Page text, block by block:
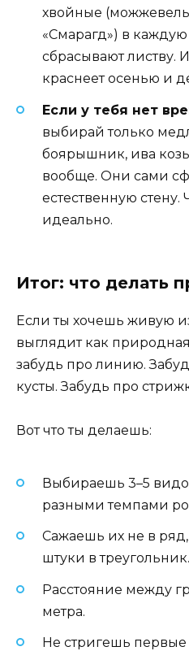
хвойные
«Смарагд») в
сбрасывают листву.
краснеет осенью и
Если у тебя нет
выбирай только
боярышник, ива
вообще. Они сами
естественную стену.
идеально.
Итог: что делать
Если ты хочешь живую
выглядит как
забудь про линию.
кусты. Забудь про
Вот что ты делаешь:
Выбираешь 3–5
разными темпами
Сажаешь их не в
штуки в треугольник.
Расстояние между
метра.
Не стригешь